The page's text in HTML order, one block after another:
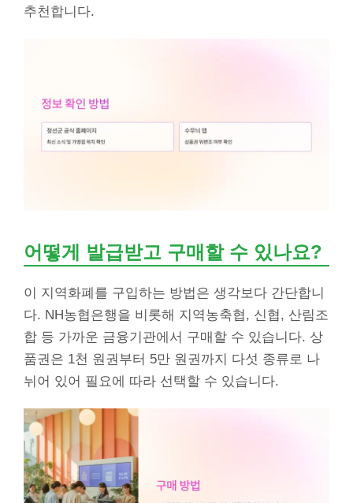
추천합니다.
어떻게 발급받고 구매할 수 있나요?
이 지역화폐를 구입하는 방법은 생각보다 간단합니
다. NH농협은행을 비롯해 지역농축협, 신협, 산림조
합 등 가까운 금융기관에서 구매할 수 있습니다. 상
품권은 1천 원권부터 5만 원권까지 다섯 종류로 나
뉘어 있어 필요에 따라 선택할 수 있습니다.